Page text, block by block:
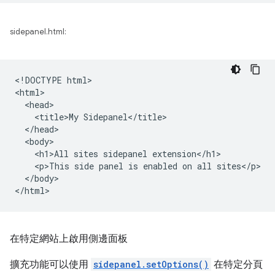
sidepanel.html:
<!DOCTYPE html>
<html>
  <head>
    <title>My Sidepanel</title>
  </head>
  <body>
    <h1>All sites sidepanel extension</h1>
    <p>This side panel is enabled on all sites</p>
  </body>
在特定網站上啟用側邊面板
擴充功能可以使用 sidepanel.setOptions() 在特定分頁